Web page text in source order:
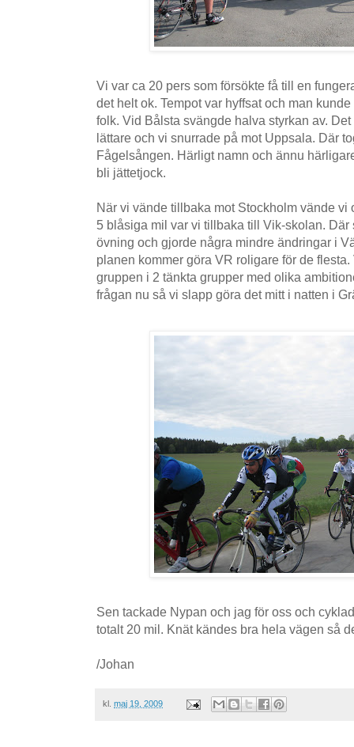
Vi var ca 20 pers som försökte få till en
det helt ok. Tempot var hyffsat och man
folk. Vid Bålsta svängde halva styrkan av.
lättare och vi snurrade på mot Uppsala. Där
Fågelsången. Härligt namn och ännu
bli jättetjock.
När vi vände tillbaka mot Stockholm vände vi
5 blåsiga mil var vi tillbaka till Vik-skolan.
övning och gjorde några mindre ändringar i
planen kommer göra VR roligare för de
gruppen i 2 tänkta grupper med olika
frågan nu så vi slapp göra det mitt i natten i
Sen tackade Nypan och jag för oss och
totalt 20 mil. Knät kändes bra hela vägen så
/Johan
kl. maj 19, 2009